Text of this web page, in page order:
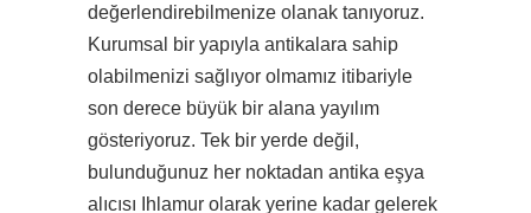
değerlendirebilmenize olanak tanıyoruz.
Kurumsal bir yapıyla antikalara sahip
olabilmenizi sağlıyor olmamız itibariyle
son derece büyük bir alana yayılım
gösteriyoruz. Tek bir yerde değil,
bulunduğunuz her noktadan antika eşya
alıcısı Ihlamur olarak yerine kadar gelerek